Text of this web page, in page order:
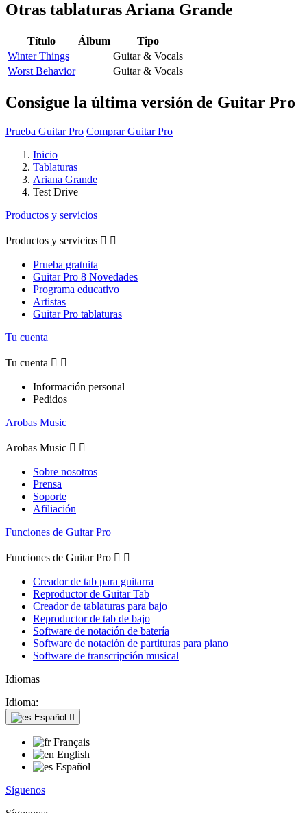
Otras tablaturas Ariana Grande
Título Álbum
Tipo
Winter Things
Guitar & Vocals
Worst Behavior
Guitar & Vocals
Consigue la última versión de Guitar Pro
Prueba Guitar Pro Comprar Guitar Pro
Inicio
Tablaturas
Ariana Grande
Test Drive
Productos y servicios
Productos y servicios  
Prueba gratuita
Guitar Pro 8 Novedades
Programa educativo
Artistas
Guitar Pro tablaturas
Tu cuenta
Tu cuenta  
Información personal
Pedidos
Arobas Music
Arobas Music  
Sobre nosotros
Prensa
Soporte
Afiliación
Funciones de Guitar Pro
Funciones de Guitar Pro  
Creador de tab para guitarra
Reproductor de Guitar Tab
Creador de tablaturas para bajo
Reproductor de tab de bajo
Software de notación de batería
Software de notación de partituras para piano
Software de transcripción musical
Idiomas
Idioma:
Español 
Français
English
Español
Síguenos